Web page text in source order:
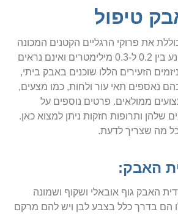
טיפול
את פרוקי הרגליים הקטנים המכונה
קרדית האבק. גודלם נע בין 0.2 ל-0.3 מילימטרים ואינם נראים
הזעירים הללו שוכנים באבק ביתי,
נאספים תאי עור ולחות, כמו מצעים,
ממולאים. פרטים נוספים על
שלהן ותרופות חזקות ניתן למצוא כאן.
מה שצריך לדעת.
האבק:
האבק גוף אובאלי ושקוף ושמונה
הם בדרך כלל בצבע לבן ויש להם מרקם